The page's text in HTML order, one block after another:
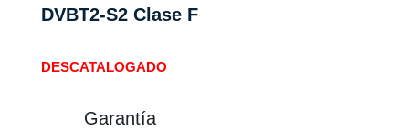
DVBT2-S2 Clase F
DESCATALOGADO
Garantía